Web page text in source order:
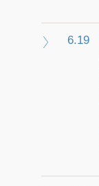
6.19